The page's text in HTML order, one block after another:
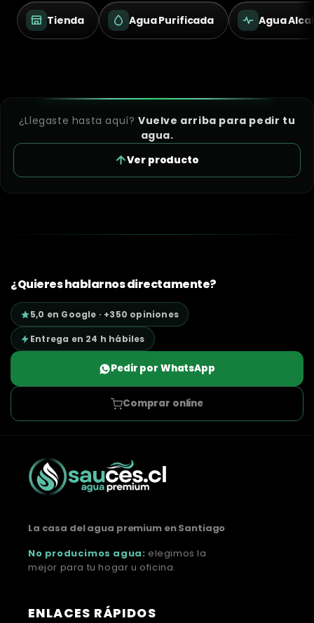
Tienda Agua Purificada Agua
¿Llegaste hasta aquí? Vuelve arriba para pedir tu
agua.
Ver producto
¿Quieres hablarnos directamente?
5,0 en Google · +350 opiniones
Entrega en 24 h hábiles
Pedir por WhatsApp
Comprar online
La casa del agua premium en Santiago
No producimos agua: elegimos la
mejor para tu hogar u oficina.
ENLACES RÁPIDOS